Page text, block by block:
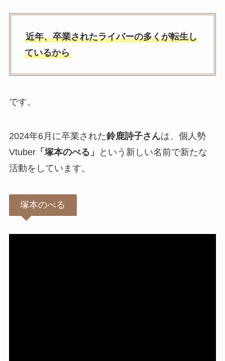
近年、卒業されたライバーの多くが転生し
ているから
です。
2024年6月に卒業された鈴鹿詩子さんは、個人勢
Vtuber「塚本のべる」
という新しい名前で新たな
活動をしています。
塚本のべる